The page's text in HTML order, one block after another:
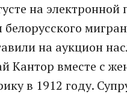
на
на аукцион
Кантор вместе с
в 1912 году.